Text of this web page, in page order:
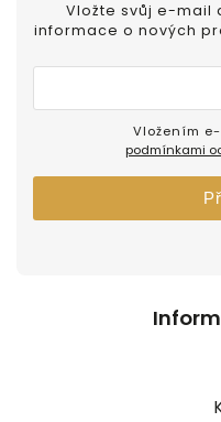
Vložte svůj e-mail
informace o nových
podmínkami